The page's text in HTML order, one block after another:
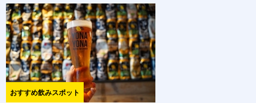
おすすめ飲みスポット